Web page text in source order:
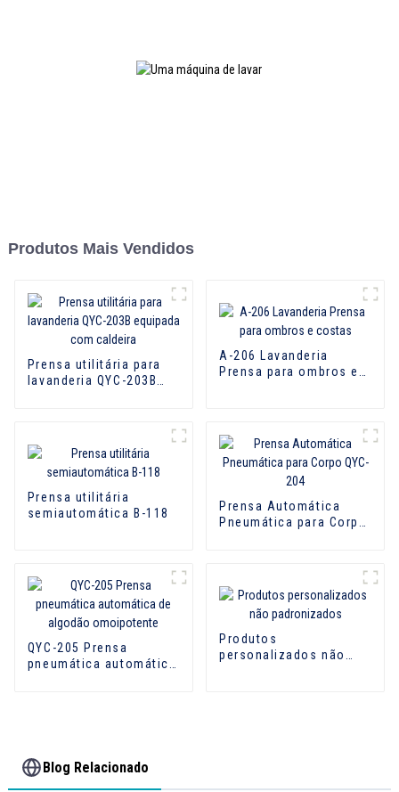
Produtos Mais Vendidos
Prensa utilitária para
lavanderia QYC-203B
A-206 Lavanderia
Prensa para ombros e
Prensa utilitária
semiautomática B-118
Prensa Automática
Pneumática para Corpo
QYC-205 Prensa
pneumática automática
Produtos
personalizados não
Blog Relacionado